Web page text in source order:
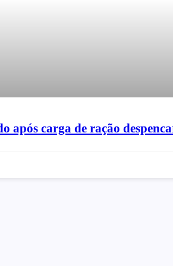
carga de ração